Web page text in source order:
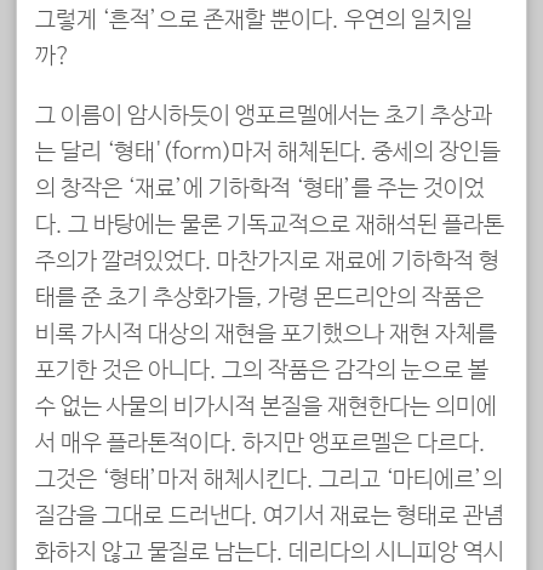
그렇게 ‘흔적’으로 존재할 뿐이다. 우연의 일치일
까?
그 이름이 암시하듯이 앵포르멜에서는 초기 추상과
는 달리 ‘형태'(form)마저 해체된다. 중세의 장인들
의 창작은 ‘재료’에 기하학적 ‘형태’를 주는 것이었
다. 그 바탕에는 물론 기독교적으로 재해석된 플라톤
주의가 깔려있었다. 마찬가지로 재료에 기하학적 형
태를 준 초기 추상화가들, 가령 몬드리안의 작품은
비록 가시적 대상의 재현을 포기했으나 재현 자체를
포기한 것은 아니다. 그의 작품은 감각의 눈으로 볼
수 없는 사물의 비가시적 본질을 재현한다는 의미에
서 매우 플라톤적이다. 하지만 앵포르멜은 다르다.
그것은 ‘형태’마저 해체시킨다. 그리고 ‘마티에르’의
질감을 그대로 드러낸다. 여기서 재료는 형태로 관념
화하지 않고 물질로 남는다. 데리다의 시니피앙 역시